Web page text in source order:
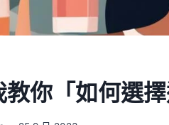
教你「如何選